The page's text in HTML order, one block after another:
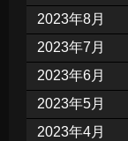
2023年8月
2023年7月
2023年6月
2023年5月
2023年4月